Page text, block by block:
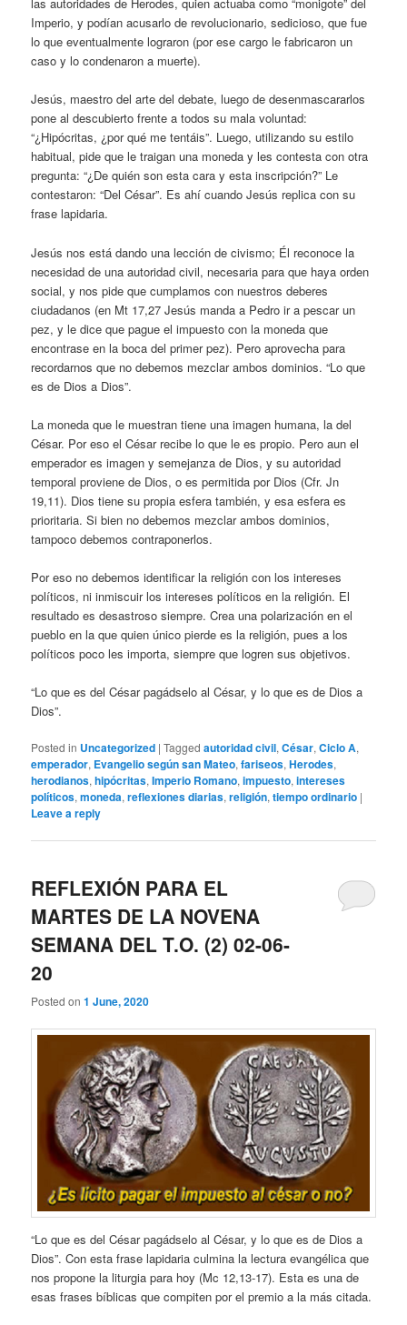
Imperio, y podían acusarlo de revolucionario, sedicioso, que fue
lo que eventualmente lograron (por ese cargo le fabricaron un
caso y lo condenaron a muerte).
Jesús, maestro del arte del debate, luego de desenmascararlos
pone al descubierto frente a todos su mala voluntad:
“¿Hipócritas, ¿por qué me tentáis”. Luego, utilizando su estilo
habitual, pide que le traigan una moneda y les contesta con otra
pregunta: “¿De quién son esta cara y esta inscripción?” Le
contestaron: “Del César”. Es ahí cuando Jesús replica con su
frase lapidaria.
Jesús nos está dando una lección de civismo; Él reconoce la
necesidad de una autoridad civil, necesaria para que haya orden
social, y nos pide que cumplamos con nuestros deberes
ciudadanos (en Mt 17,27 Jesús manda a Pedro ir a pescar un
pez, y le dice que pague el impuesto con la moneda que
encontrase en la boca del primer pez). Pero aprovecha para
recordarnos que no debemos mezclar ambos dominios. “Lo que
es de Dios a Dios”.
La moneda que le muestran tiene una imagen humana, la del
César. Por eso el César recibe lo que le es propio. Pero aun el
emperador es imagen y semejanza de Dios, y su autoridad
temporal proviene de Dios, o es permitida por Dios (Cfr. Jn
19,11). Dios tiene su propia esfera también, y esa esfera es
prioritaria. Si bien no debemos mezclar ambos dominios,
tampoco debemos contraponerlos.
Por eso no debemos identificar la religión con los intereses
políticos, ni inmiscuir los intereses políticos en la religión. El
resultado es desastroso siempre. Crea una polarización en el
pueblo en la que quien único pierde es la religión, pues a los
políticos poco les importa, siempre que logren sus objetivos.
“Lo que es del César pagádselo al César, y lo que es de Dios a
Dios”.
Posted in Uncategorized |Tagged autoridad civil,César,Ciclo A,
emperador, Evangelio según san Mateo,fariseos,Herodes,
herodianos,hipócritas,Imperio Romano,impuesto,intereses
políticos,moneda,reflexiones diarias,religión,tiempo ordinario |
Leave a reply
REFLEXIÓN PARA EL
MARTES DE LA NOVENA
SEMANA DEL T.O. (2) 02-06-
20
Posted on1 June, 2020
“Lo que es del César pagádselo al César, y lo que es de Dios a
Dios”. Con esta frase lapidaria culmina la lectura evangélica que
nos propone la liturgia para hoy (Mc 12,13-17). Esta es una de
esas frases bíblicas que compiten por el premio a la más citada.